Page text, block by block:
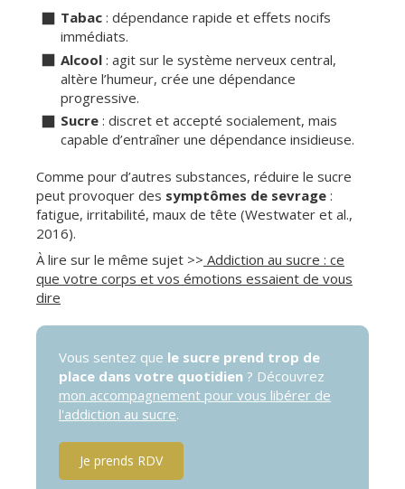
Tabac : dépendance rapide et effets nocifs
immédiats.
Alcool : agit sur le système nerveux central,
altère l’humeur, crée une dépendance
progressive.
Sucre : discret et accepté socialement, mais
capable d’entraîner une dépendance insidieuse.
Comme pour d’autres substances, réduire le sucre
peut provoquer des symptômes de sevrage :
fatigue, irritabilité, maux de tête (Westwater et al.,
2016).
À lire sur le même sujet >> Addiction au sucre : ce
que votre corps et vos émotions essaient de vous
dire
Vous sentez que le sucre prend trop de
place dans votre quotidien ? Découvrez
mon accompagnement pour vous libérer de
l'addiction au sucre.
Je prends RDV